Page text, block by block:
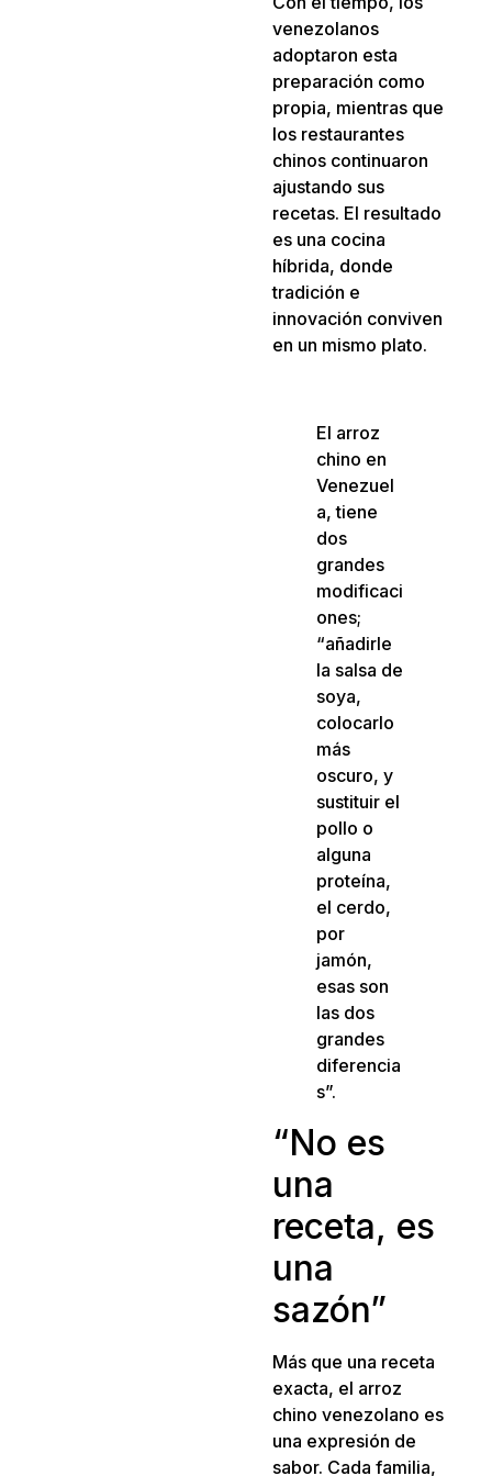
venezolanos
adoptaron esta
preparación como
propia, mientras que
los restaurantes
chinos continuaron
ajustando sus
recetas. El resultado
es una cocina
híbrida, donde
tradición e
innovación conviven
en un mismo plato.
El arroz
chino en
Venezuel
a, tiene
dos
grandes
modificaci
ones;
“añadirle
la salsa de
soya,
colocarlo
más
oscuro, y
sustituir el
pollo o
alguna
proteína,
el cerdo,
por
jamón,
esas son
las dos
grandes
diferencia
s”.
“No es
una
receta, es
una
sazón”
Más que una receta
exacta, el arroz
chino venezolano es
una expresión de
sabor. Cada familia,